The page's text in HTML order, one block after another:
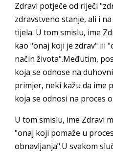
Zdravi potječe od riječi
zdravstveno stanje, ali i
tijela. U tom smislu, ime
kao "onaj koji je zdrav" ili
način života".Međutim,
koja se odnose na
primjer, neki kažu da ime
koja se odnosi na proces
U tom smislu, ime Zdravi
"onaj koji pomaže u
obnavljanja".U svakom